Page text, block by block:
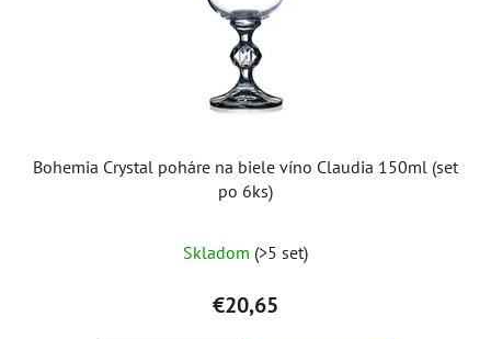
Bohemia Crystal poháre na biele víno Claudia 150ml (set
po 6ks)
hodnotenie
produktu
je
Skladom (>5 set)
€20,65